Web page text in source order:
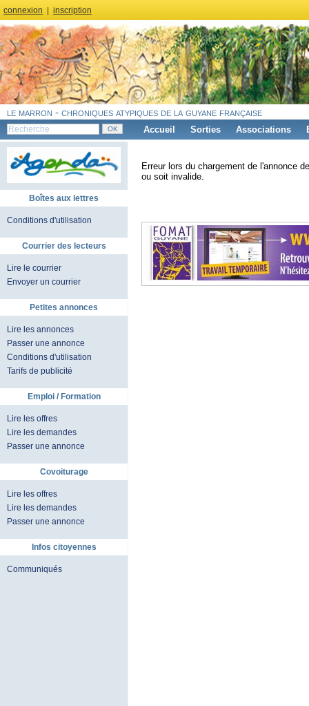
connexion inscription
le marron - chroniques atypiques de la guyane française
Accueil Sorties Associations
Boîtes aux lettres
Conditions d'utilisation
Courrier des lecteurs
Lire le courrier
Envoyer un courrier
Petites annonces
Lire les annonces
Passer une annonce
Conditions d'utilisation
Tarifs de publicité
Emploi / Formation
Lire les offres
Lire les demandes
Passer une annonce
Covoiturage
Lire les offres
Lire les demandes
Passer une annonce
Infos citoyennes
Communiqués
Erreur lors du chargement de l'annonce
ou soit invalide.